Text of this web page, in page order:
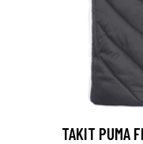
TAKIT PUMA